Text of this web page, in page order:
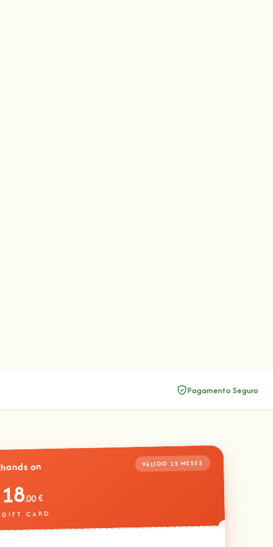
Pagamento Seguro
hands on VÁLIDO 12 MESES
18.00 €
GIFT CARD